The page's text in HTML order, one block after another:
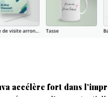
accélère fort dans